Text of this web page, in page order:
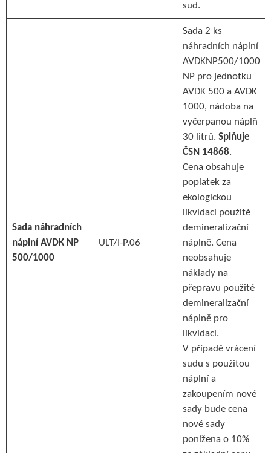
sud.
Sada náhradních
náplní AVDK NP
500/1000
ULT/I-P.06
Sada 2 ks
náhradních náplní
AVDKNP500/1000
NP pro jednotku
AVDK 500 a AVDK
1000, nádoba na
vyčerpanou náplň
30 litrů. Splňuje
ČSN 14868.
Cena obsahuje
poplatek za
ekologickou
likvidaci použité
demineralizační
náplně. Cena
neobsahuje
náklady na
přepravu použité
demineralizační
náplně pro
likvidaci.
V případě vrácení
sudu s použitou
náplní a
zakoupením nové
sady bude cena
nové sady
ponížena o 10%